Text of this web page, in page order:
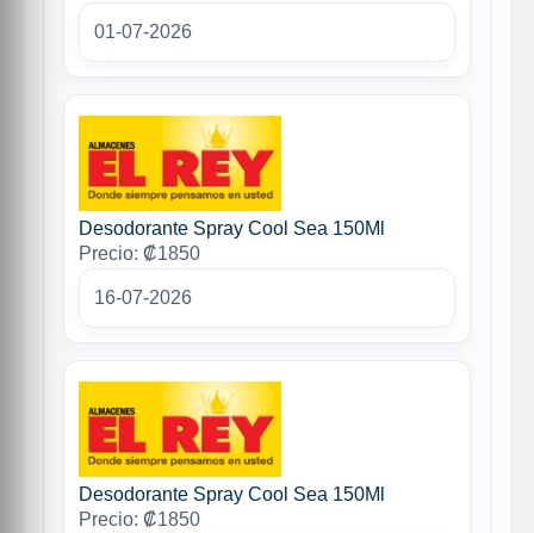
01-07-2026
Desodorante Spray Cool Sea 150Ml
Precio: ₡1850
16-07-2026
Desodorante Spray Cool Sea 150Ml
Precio: ₡1850